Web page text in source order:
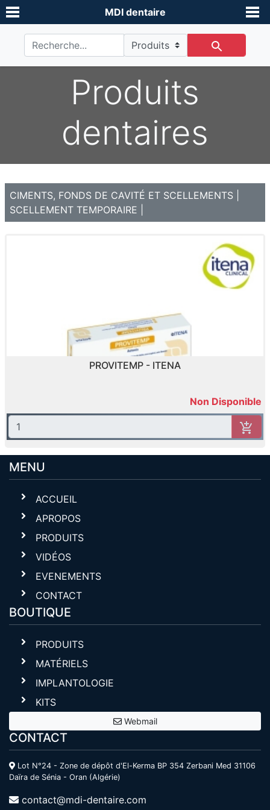
MDI dentaire
Produits
dentaires
CIMENTS, FONDS DE CAVITÉ ET SCELLEMENTS
SCELLEMENT TEMPORAIRE
PROVITEMP - ITENA
Non Disponible
MENU
ACCUEIL
APROPOS
PRODUITS
VIDÉOS
EVENEMENTS
CONTACT
BOUTIQUE
PRODUITS
MATÉRIELS
IMPLANTOLOGIE
KITS
Webmail
CONTACT
Lot N°24 - Zone de dépôt d'El-Kerma BP 354 Zerbani Med 31106
Daïra de Sénia - Oran (Algérie)
contact@mdi-dentaire.com